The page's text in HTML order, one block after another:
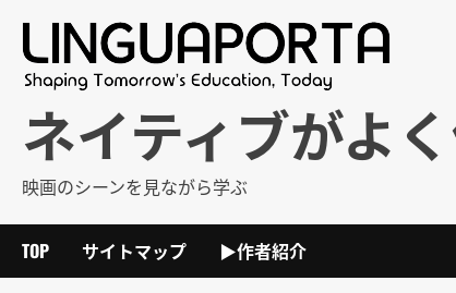
ネイティブがよ
映画のシーンを見ながら学ぶ
TOP サイトマップ ▶作者紹介